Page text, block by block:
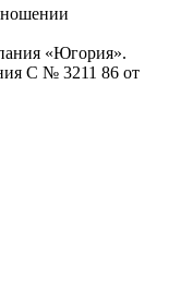
«Югория».
С № 3211 86 от